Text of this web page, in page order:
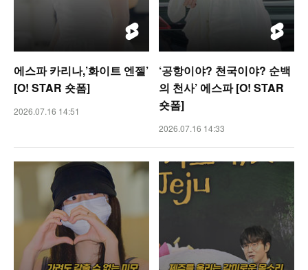
에스파 카리나,’화이트 엔젤’
[O! STAR 숏폼]
2026.07.16 14:51
‘공항이야? 천국이야? 순백
의 천사’ 에스파 [O! STAR
숏폼]
2026.07.16 14:33